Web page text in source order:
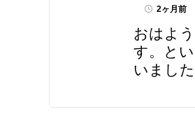
2ヶ月前
おはよ
す。と
いまし